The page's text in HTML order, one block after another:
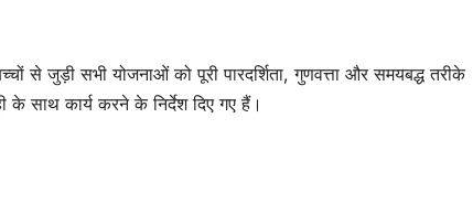
से जुड़ी सभी योजनाओं को पूरी पारदर्शिता, गुणवत्ता और समयबद्ध तरीके
के साथ कार्य करने के निर्देश दिए गए हैं।